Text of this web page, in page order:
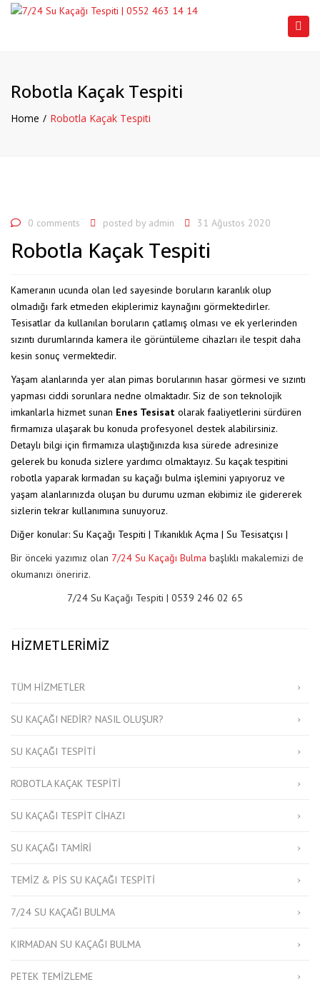
Robotla Kaçak Tespiti
Home Robotla Kaçak Tespiti
0 comments posted by admin 31 Ağustos 2020
Robotla Kaçak Tespiti
Kameranın ucunda olan led sayesinde boruların karanlık olup
olmadığı fark etmeden ekiplerimiz kaynağını görmektedirler.
Tesisatlar da kullanılan boruların çatlamış olması ve ek yerlerinden
sızıntı durumlarında kamera ile görüntüleme cihazları ile tespit daha
kesin sonuç vermektedir.
Yaşam alanlarında yer alan pimas borularının hasar görmesi ve sızıntı
yapması ciddi sorunlara nedne olmaktadır. Siz de son teknolojik
imkanlarla hizmet sunan Enes Tesisat olarak faaliyetlerini sürdüren
firmamıza ulaşarak bu konuda profesyonel destek alabilirsiniz.
Detaylı bilgi için firmamıza ulaştığınızda kısa sürede adresinize
gelerek bu konuda sizlere yardımcı olmaktayız. Su kaçak tespitini
robotla yaparak kırmadan su kaçağı bulma işlemini yapıyoruz ve
yaşam alanlarınızda oluşan bu durumu uzman ekibimiz ile gidererek
sizlerin tekrar kullanımına sunuyoruz.
Diğer konular: Su Kaçağı Tespiti | Tıkanıklık Açma | Su Tesisatçısı |
Bir önceki yazımız olan 7/24 Su Kaçağı Bulma başlıklı makalemizi de
okumanızı öneririz.
7/24 Su Kaçağı Tespiti | 0539 246 02 65
HİZMETLERİMİZ
TÜM HIZMETLER
SU KAÇAĞI NEDIR? NASIL OLUŞUR?
SU KAÇAĞI TESPITI
ROBOTLA KAÇAK TESPITI
SU KAÇAĞI TESPIT CIHAZI
SU KAÇAĞI TAMIRI
TEMIZ & PIS SU KAÇAĞI TESPITI
7/24 SU KAÇAĞI BULMA
KIRMADAN SU KAÇAĞI BULMA
PETEK TEMIZLEME